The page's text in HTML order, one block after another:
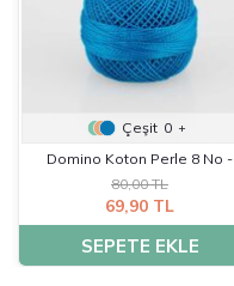
Çeşit 0 +
Domino Koton Perle 8 No -
K0192
80,00 TL
69,90 TL
SEPETE EKLE